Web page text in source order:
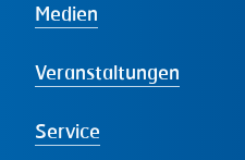
Medien
Veranstaltungen
Service